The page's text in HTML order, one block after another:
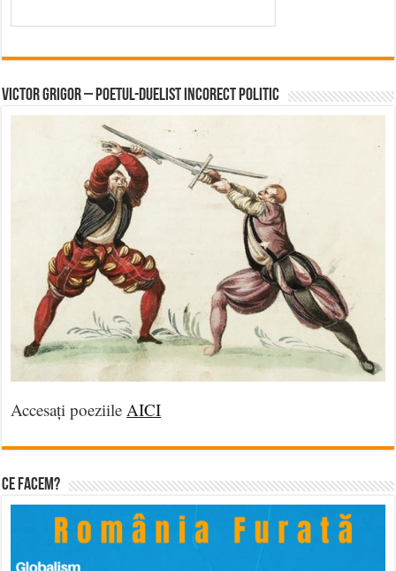
Victor Grigor – Poetul-Duelist Incorect Politic
Accesați poeziile AICI
Ce facem?